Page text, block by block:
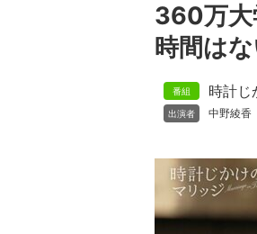
360万大
時間は
時計じ
中野綾香